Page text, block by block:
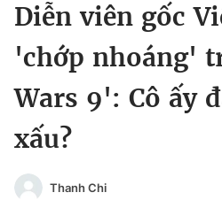
Chào ngày mới
Tin thị trường
Đổi mật khẩu
Tin đã lưu
Tin đã xem
Đăng xuất
Diễn viên gốc
'chớp nhoáng'
Wars 9': Cô ấy
xấu?
Thanh Chi